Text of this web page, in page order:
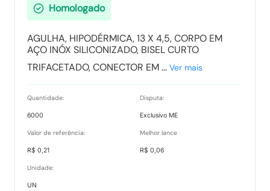
Homologado
AGULHA, HIPODÉRMICA, 13 X 4,5, CORPO EM
AÇO INÓX SILICONIZADO, BISEL CURTO
TRIFACETADO, CONECTOR EM ... Ver mais
Quantidade:
6000
Disputa:
Exclusivo ME
Valor de referência:
R$ 0,21
Melhor lance
R$ 0,06
Unidade:
UN